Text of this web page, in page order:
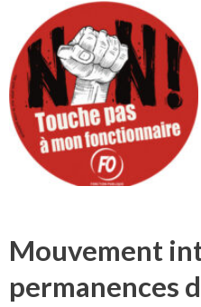
Mouvement
permanences